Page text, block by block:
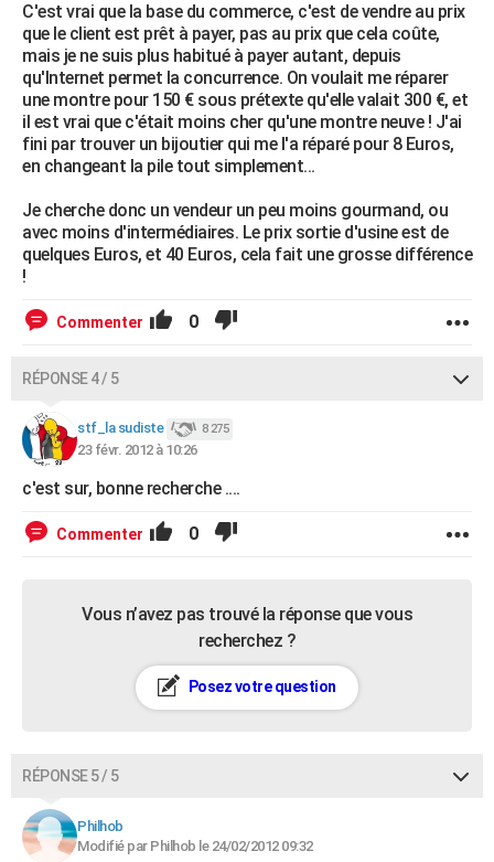
C'est vrai que la base du commerce, c'est de vendre au prix
que le client est prêt à payer, pas au prix que cela coûte,
mais je ne suis plus habitué à payer autant, depuis
qu'Internet permet la concurrence. On voulait me réparer
une montre pour 150 € sous prétexte qu'elle valait 300 €, et
il est vrai que c'était moins cher qu'une montre neuve ! J'ai
fini par trouver un bijoutier qui me l'a réparé pour 8 Euros,
en changeant la pile tout simplement...
Je cherche donc un vendeur un peu moins gourmand, ou
avec moins d'intermédiaires. Le prix sortie d'usine est de
quelques Euros, et 40 Euros, cela fait une grosse différence
!
Commenter 0
RÉPONSE 4 / 5
stf_la sudiste 8 275
23 févr. 2012 à 10:26
c'est sur, bonne recherche ....
Commenter 0
Vous n’avez pas trouvé la réponse que vous
recherchez ?
Posez votre question
RÉPONSE 5 / 5
Philhob
Modifié par Philhob le 24/02/2012 09:32